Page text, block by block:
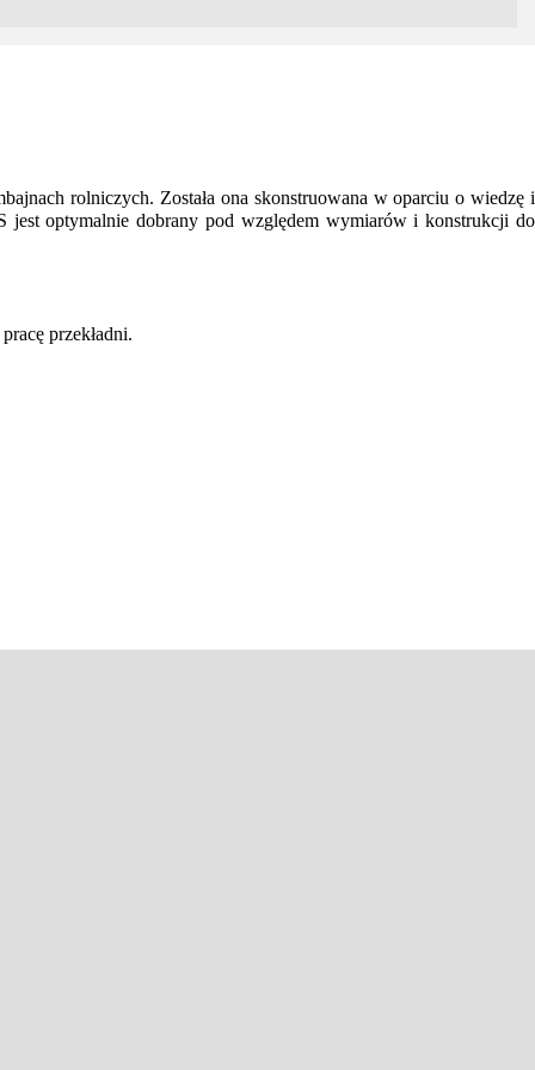
rolniczych. Została ona skonstruowana w oparciu o wiedzę i
optymalnie dobrany pod względem wymiarów i konstrukcji do
przekładni.